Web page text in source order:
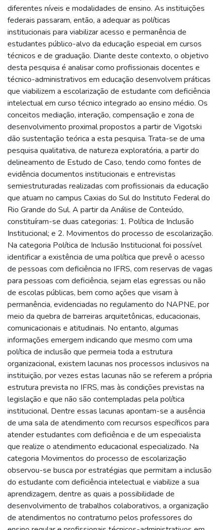
diferentes níveis e modalidades de ensino. As instituições
federais passaram, então, a adequar as políticas
institucionais para viabilizar acesso e permanência de
estudantes público-alvo da educação especial em cursos
técnicos e de graduação. Diante deste contexto, o objetivo
desta pesquisa é analisar como profissionais docentes e
técnico-administrativos em educação desenvolvem práticas
que viabilizem a escolarização de estudante com deficiência
intelectual em curso técnico integrado ao ensino médio. Os
conceitos mediação, interação, compensação e zona de
desenvolvimento proximal propostos a partir de Vigotski
dão sustentação teórica a esta pesquisa. Trata-se de uma
pesquisa qualitativa, de natureza exploratória, a partir do
delineamento de Estudo de Caso, tendo como fontes de
evidência documentos institucionais e entrevistas
semiestruturadas realizadas com profissionais da educação
que atuam no campus Caxias do Sul do Instituto Federal do
Rio Grande do Sul. A partir da Análise de Conteúdo,
constituíram-se duas categorias: 1. Política de Inclusão
Institucional; e 2. Movimentos do processo de escolarização.
Na categoria Política de Inclusão Institucional foi possível
identificar a existência de uma política que prevê o acesso
de pessoas com deficiência no IFRS, com reservas de vagas
para pessoas com deficiência, sejam elas egressas ou não
de escolas públicas, bem como ações que visam à
permanência, evidenciadas no regulamento do NAPNE, por
meio da quebra de barreiras arquitetônicas, educacionais,
comunicacionais e atitudinais. No entanto, algumas
informações emergem indicando que mesmo com uma
política de inclusão que permeia toda a estrutura
organizacional, existem lacunas nos processos inclusivos na
instituição, por vezes estas lacunas não se referem a própria
estrutura prevista no IFRS, mas às condições previstas na
legislação e que não são contempladas pela política
institucional. Dentre essas lacunas apontam-se a ausência
de uma sala de atendimento com recursos específicos para
atender estudantes com deficiência e de um especialista
que realize o atendimento educacional especializado. Na
categoria Movimentos do processo de escolarização
observou-se busca por estratégias que permitam a inclusão
do estudante com deficiência intelectual e viabilize a sua
aprendizagem, dentre as quais a possibilidade de
desenvolvimento de trabalhos colaborativos, a organização
de atendimentos no contraturno pelos professores do